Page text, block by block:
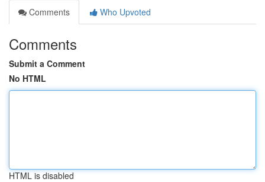
Comments
Who Upvoted
Comments
Submit a Comment
No HTML
HTML is disabled